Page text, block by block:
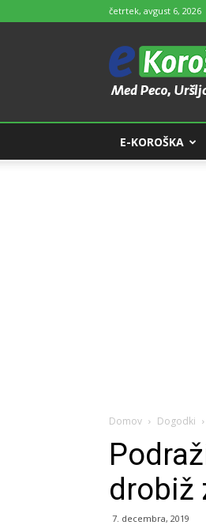
četrtek, avgust 6, 2026
e-
Koroška
E-KOROŠKA
Domov Dogodki
drobiž
7. decembra, 2019